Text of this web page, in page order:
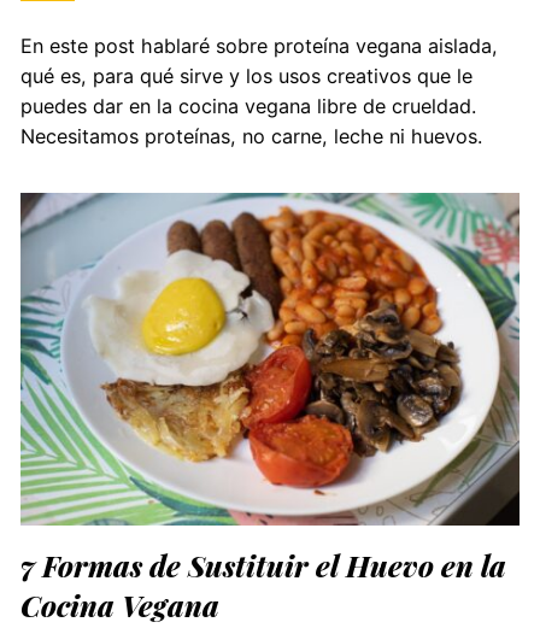
En este post hablaré sobre proteína vegana aislada,
qué es, para qué sirve y los usos creativos que le
puedes dar en la cocina vegana libre de crueldad.
Necesitamos proteínas, no carne, leche ni huevos.
7 Formas de Sustituir el Huevo en la
Cocina Vegana